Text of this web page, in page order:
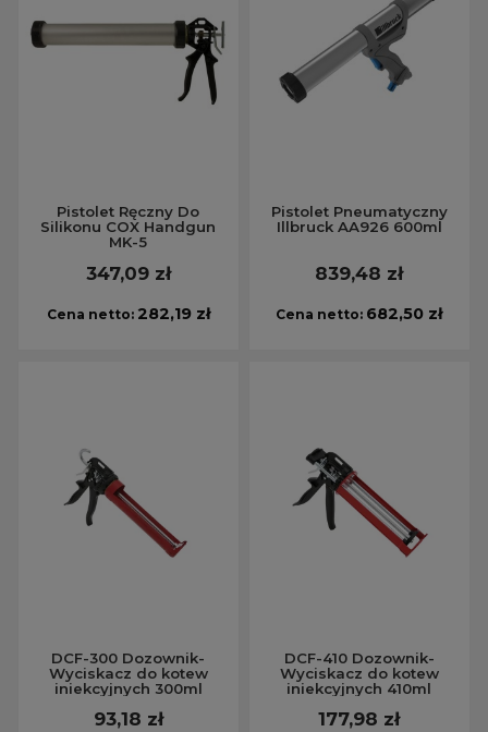
Pistolet Ręczny Do
Silikonu COX Handgun
MK-5
347,09 zł
Cena netto: 282,19 zł
Pistolet Pneumatyczny
Illbruck AA926 600ml
839,48 zł
Cena netto: 682,50 zł
DCF-300 Dozownik-
Wyciskacz do kotew
iniekcyjnych 300ml
93,18 zł
DCF-410 Dozownik-
Wyciskacz do kotew
iniekcyjnych 410ml
177,98 zł